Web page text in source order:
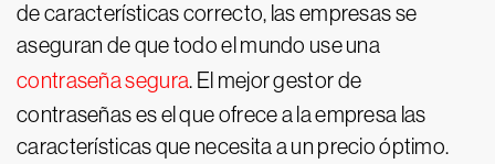
de características correcto, las empresas se
aseguran de que todo el mundo use una
contraseña segura. El mejor gestor de
contraseñas es el que ofrece a la empresa las
características que necesita a un precio óptimo.